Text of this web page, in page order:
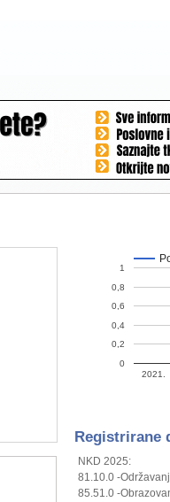
2021.
0
0,2
0,4
0,6
0,8
1
Registrirane
NKD 2025:
81.10.0 -
85.51.0 -